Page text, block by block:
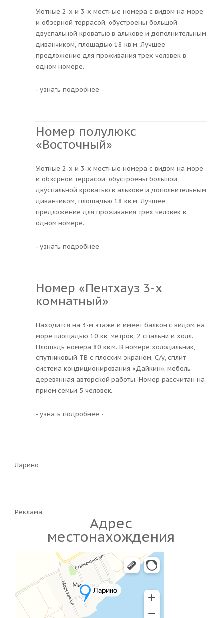
Уютные 2-х и 3-х местные номера с видом на море
и обзорной террасой, обустроены большой
двуспальной кроватью в алькове и дополнительным
диванчиком, площадью 18 кв.м. Лучшее
предложение для проживания трех человек в
одном номере.
- узнать подробнее -
Номер полулюкс
«Восточный»
Уютные 2-х и 3-х местные номера с видом на море
и обзорной террасой, обустроены большой
двуспальной кроватью в алькове и дополнительным
диванчиком, площадью 18 кв.м. Лучшее
предложение для проживания трех человек в
одном номере.
- узнать подробнее -
Номер «Пентхауз 3-х
комнатный»
Находится на 3-м этаже и имеет балкон с видом на
море площадью 10 кв. метров, 2 спальни и холл.
Площадь номера 80 кв.м. В номере:холодильник,
спутниковый ТВ с плоским экраном, С/у, сплит
система кондиционирования «Дайкин», мебель
деревянная авторской работы. Номер рассчитан на
прием семьи 5 человек.
- узнать подробнее -
Ларино
Реклама
Адрес
местонахождения